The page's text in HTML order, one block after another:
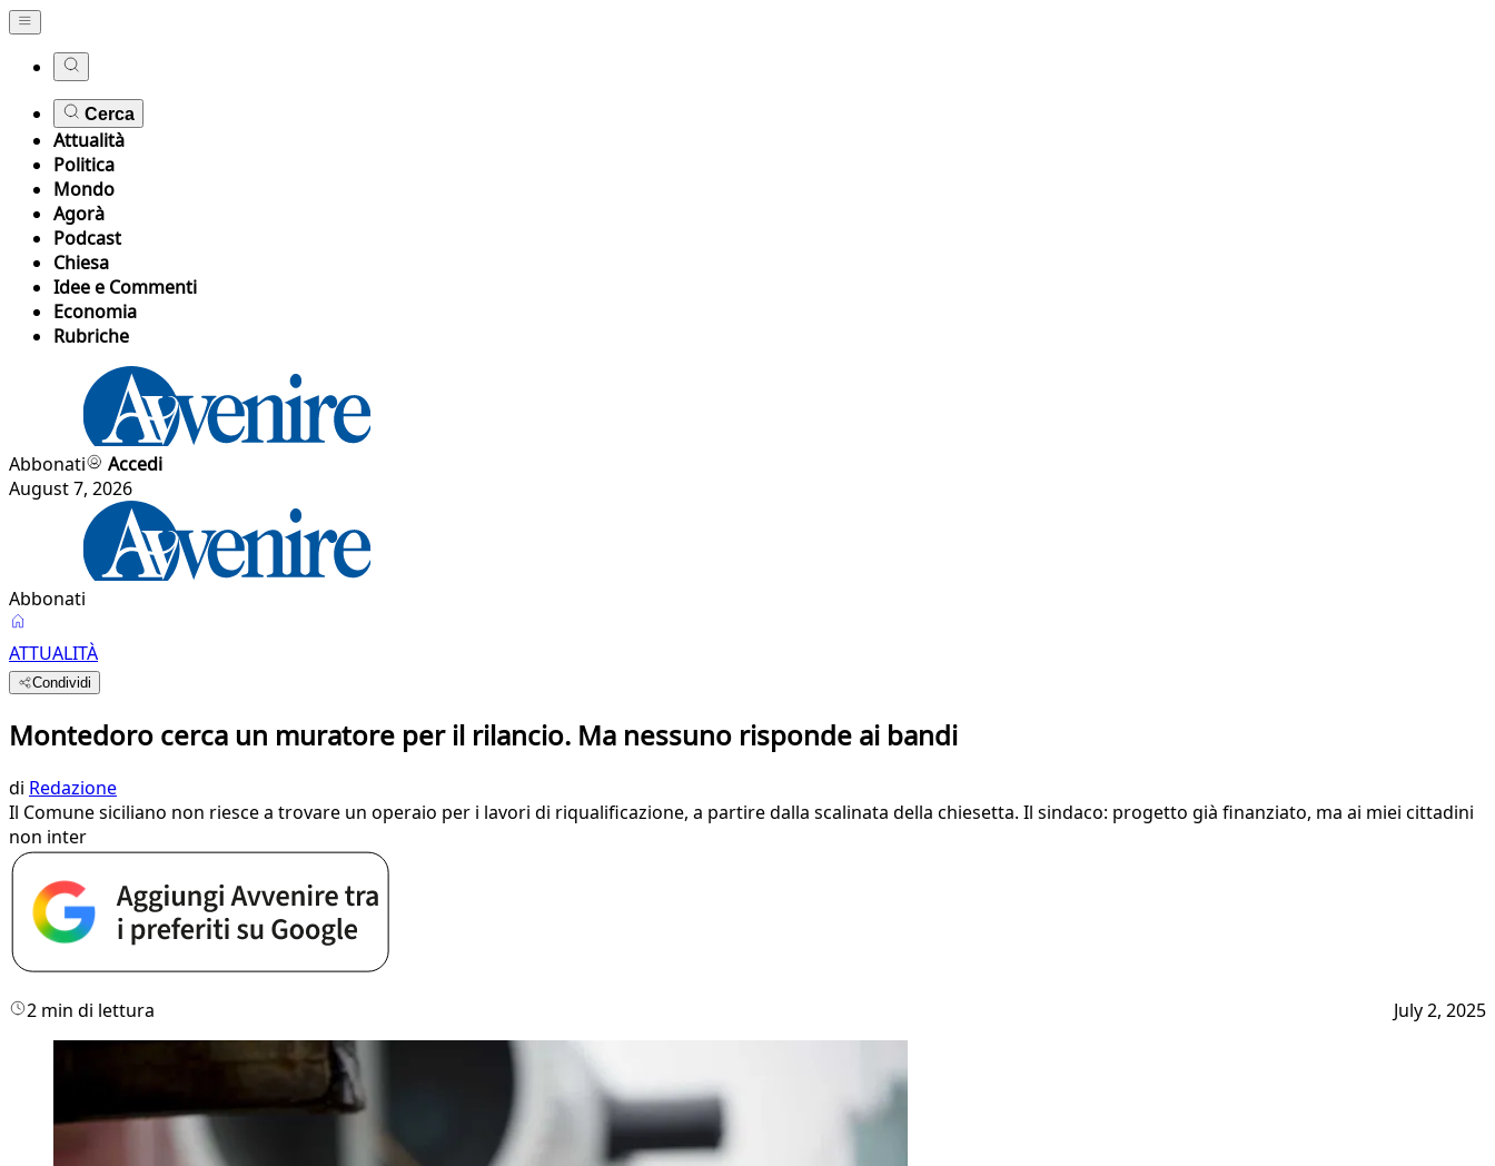
Cerca
Attualità
Politica
Mondo
Agorà
Podcast
Chiesa
Idee e Commenti
Economia
Rubriche
Abbonati
Accedi
August 7, 2026
Abbonati
ATTUALITÀ
Condividi
Montedoro cerca un muratore per il rilancio. Ma nessuno risponde ai bandi
di Redazione
Il Comune siciliano non riesce a trovare un operaio per i lavori di riqualificazione, a partire dalla scalinata della chiesetta. Il sindaco: progetto già finanziato, ma ai miei cittadini
non inter
2 min di lettura July 2, 2025